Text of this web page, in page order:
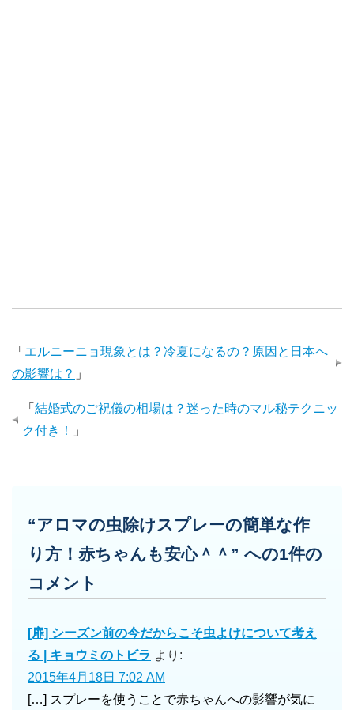
「 エルニーニョ現象とは？冷夏になるの？原因と日本へ
の影響は？ 」
「 結婚式のご祝儀の相場は？迷った時のマル秘テクニッ
ク付き！
」
“アロマの虫除けスプレーの簡単な作
り方！赤ちゃんも安心＾＾” への1件の
コメント
[扉] シーズン前の今だからこそ虫よけについて考え
る | キョウミのトビラ より:
2015年4月18日 7:02 AM
[…] スプレーを使うことで赤ちゃんへの影響が気に